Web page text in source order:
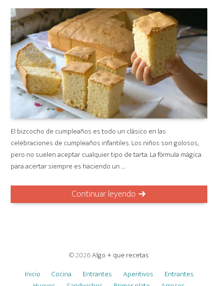
El bizcocho de cumpleaños es todo un clásico en las
celebraciones de cumpleaños infantiles. Los niños son golosos,
pero no suelen aceptar cualquier tipo de tarta. La fórmula mágica
para acertar siempre es haciendo un …
Continuar leyendo
© 2026Algo + que recetas
Inicio
Cocina Entrantes Aperitivos
Entrantes